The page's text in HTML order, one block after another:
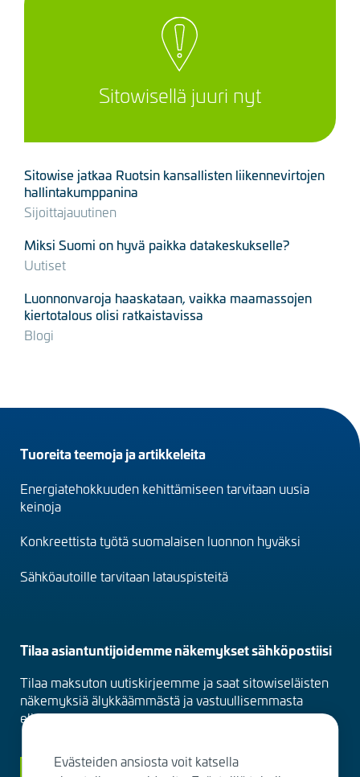
Sitowisellä juuri nyt
Sitowise jatkaa Ruotsin kansallisten liikennevirtojen
hallintakumppanina
Sijoittajauutinen
Miksi Suomi on hyvä paikka datakeskukselle?
Uutiset
Luonnonvaroja haaskataan, vaikka maamassojen
kiertotalous olisi ratkaistavissa
Blogi
Footer
menu
(fi)
Tuoreita teemoja ja artikkeleita
Energiatehokkuuden kehittämiseen tarvitaan uusia
keinoja
Konkreettista työtä suomalaisen luonnon hyväksi
Sähköautoille tarvitaan latauspisteitä
Tilaa asiantuntijoidemme näkemykset sähköpostiisi
Tilaa maksuton uutiskirjeemme ja saat sitowiseläisten
näkemyksiä älykkäämmästä ja vastuullisemmasta
elinympäristöstä suoraan sähköpostiisi kuukausittain.
Siirry tilaamaan
Evästeiden ansiosta voit katsella